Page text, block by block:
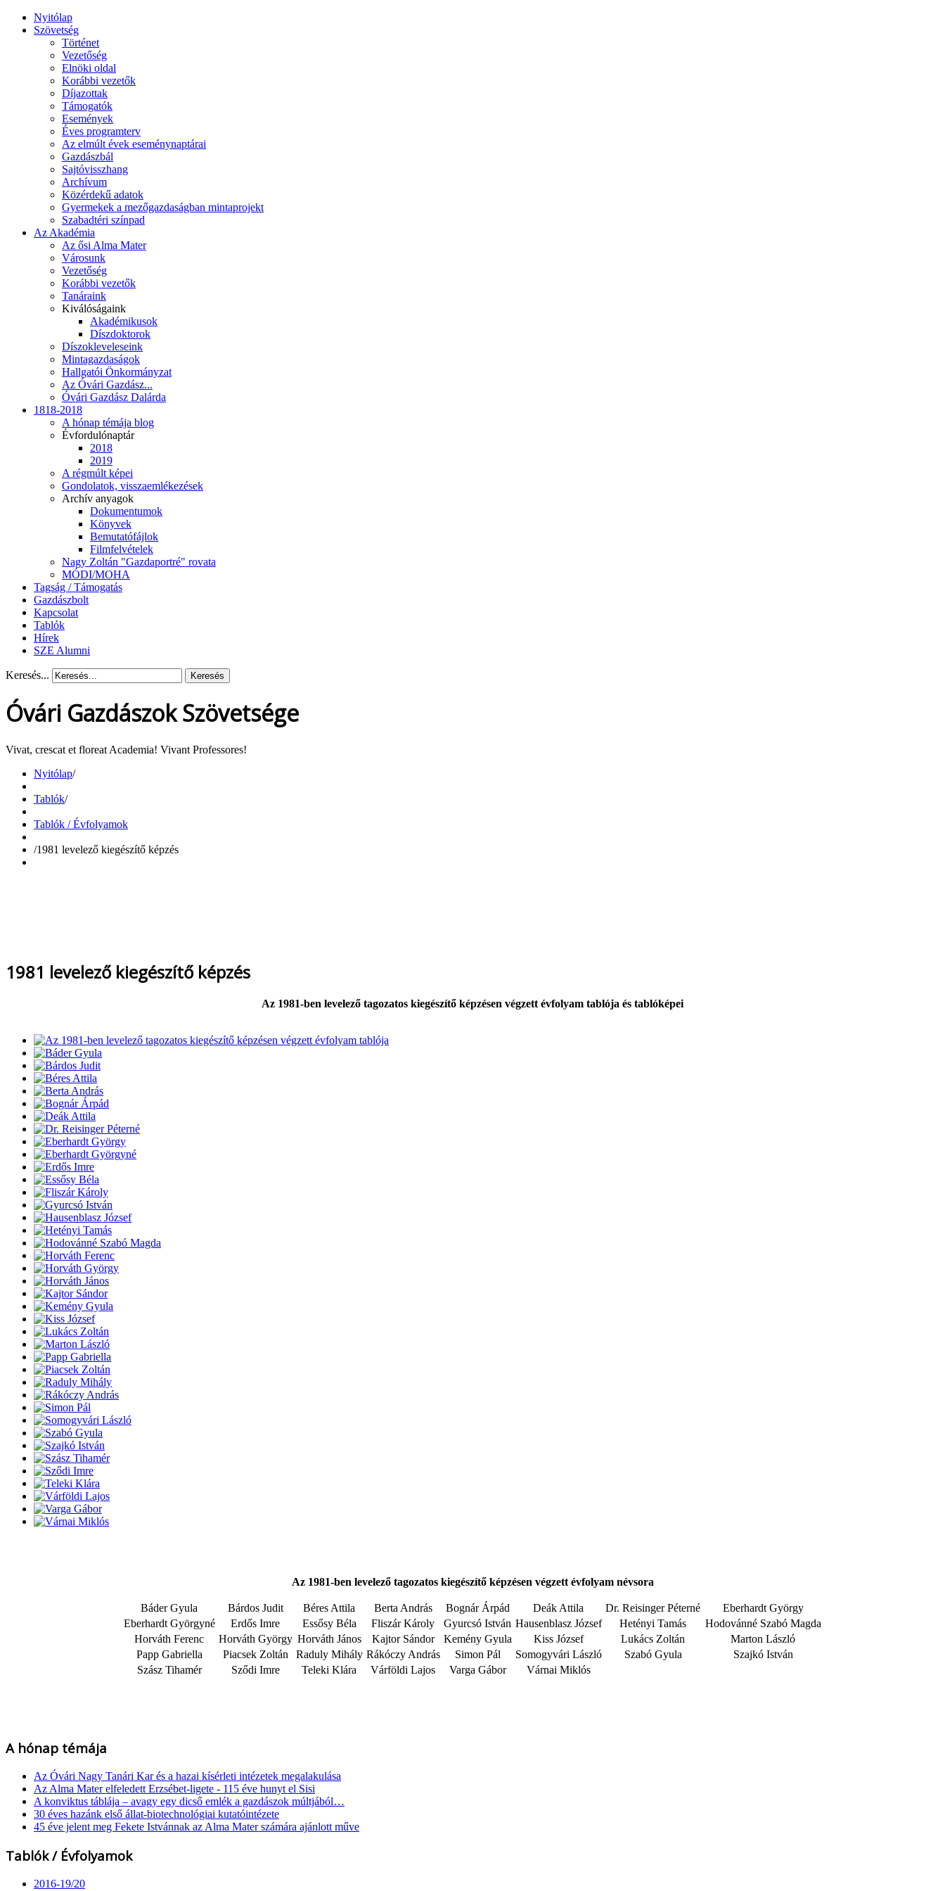
Nyitólap
Szövetség
Történet
Vezetőség
Elnöki oldal
Korábbi vezetők
Díjazottak
Támogatók
Események
Éves programterv
Az elmúlt évek eseménynaptárai
Gazdászbál
Sajtóvisszhang
Archívum
Közérdekű adatok
Gyermekek a mezőgazdaságban mintaprojekt
Szabadtéri színpad
Az Akadémia
Az ősi Alma Mater
Városunk
Vezetőség
Korábbi vezetők
Tanáraink
Kiválóságaink
Akadémikusok
Díszdoktorok
Díszokleveleseink
Mintagazdaságok
Hallgatói Önkormányzat
Az Óvári Gazdász...
Óvári Gazdász Dalárda
1818-2018
A hónap témája blog
Évfordulónaptár
2018
2019
A régmúlt képei
Gondolatok, visszaemlékezések
Archív anyagok
Dokumentumok
Könyvek
Bemutatófájlok
Filmfelvételek
Nagy Zoltán "Gazdaportré" rovata
MÓDI/MOHA
Tagság / Támogatás
Gazdászbolt
Kapcsolat
Tablók
Hírek
SZE Alumni
Keresés... Keresés
Óvári Gazdászok Szövetsége
Vivat, crescat et floreat Academia! Vivant Professores!
Nyitólap/
Tablók/
Tablók / Évfolyamok
/1981 levelező kiegészítő képzés
1981 levelező kiegészítő képzés
Az 1981-ben levelező tagozatos kiegészítő képzésen végzett évfolyam tablója és tablóképei
Az 1981-ben levelező tagozatos kiegészítő képzésen végzett évfolyamnévsora
Báder Gyula Bárdos Judit Béres Attila Berta András Bognár Árpád Deák Attila Dr. Reisinger Péterné
Eberhardt György
Eberhardt Györgyné
Erdős Imre Essősy Béla Fliszár Károly Gyurcsó István Hausenblasz József Hetényi Tamás
Hodovánné Szabó Magda
Horváth Ferenc
Horváth György Horváth János Kajtor Sándor Kemény Gyula Kiss József Lukács Zoltán
Marton László
Papp Gabriella
Piacsek Zoltán Raduly Mihály Rákóczy András Simon Pál Somogyvári László Szabó Gyula
Szajkó István
Szász Tihamér
Sződi Imre Teleki Klára Várföldi Lajos Varga Gábor Várnai Miklós
A hónap témája
Az Óvári Nagy Tanári Kar és a hazai kísérleti intézetek megalakulása
Az Alma Mater elfeledett Erzsébet-ligete - 115 éve hunyt el Sisi
A konviktus táblája – avagy egy dicső emlék a gazdászok múltjából…
30 éves hazánk első állat-biotechnológiai kutatóintézete
45 éve jelent meg Fekete Istvánnak az Alma Mater számára ajánlott műve
Tablók / Évfolyamok
2016-19/20